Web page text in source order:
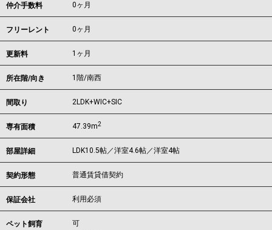
仲介手数料 0ヶ月
フリーレント 0ヶ月
更新料 1ヶ月
所在階/向き 1階/南西
間取り 2LDK+WIC+SIC
専有面積 47.39m2
部屋詳細 LDK10.5帖／洋室4.6帖／洋室4帖
契約形態 普通賃貸借契約
保証会社 利用必須
ペット飼育
可